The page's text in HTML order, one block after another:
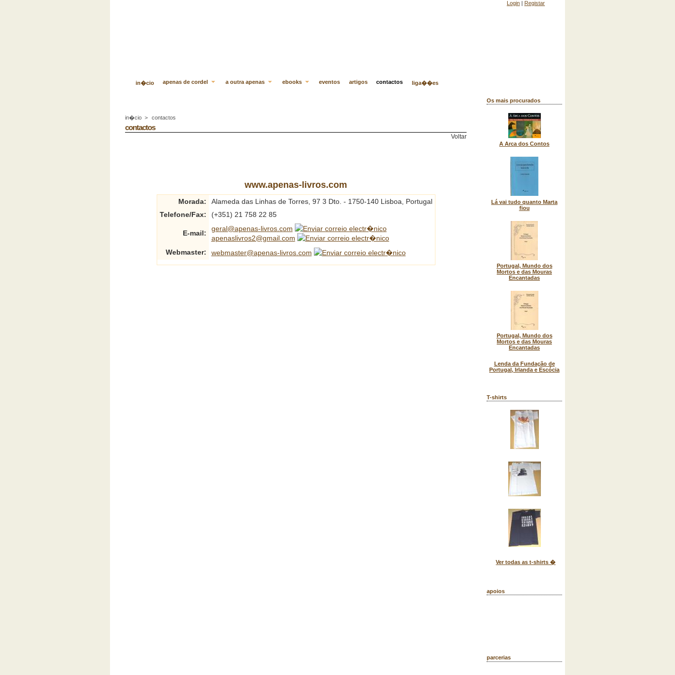
Login | Registar
in�cio apenas de cordel a outra apenas ebooks eventos artigos contactos liga��es
Os mais procurados
A Arca dos Contos
Lá vai tudo quanto Marta
fiou
Portugal, Mundo dos
Mortos e das Mouras
Encantadas
Portugal, Mundo dos
Mortos e das Mouras
Encantadas
Lenda da Fundação de
Portugal, Irlanda e Escócia
T-shirts
Ver todas as t-shirts �
apoios
parcerias
in�cio > contactos
contactos
Voltar
www.apenas-livros.com
Morada:
Alameda das Linhas de Torres, 97 3 Dto. - 1750-140 Lisboa, Portugal
Telefone/Fax:
(+351) 21 758 22 85
E-mail:
geral@apenas-livros.com
apenaslivros2@gmail.com
Webmaster:
webmaster@apenas-livros.com